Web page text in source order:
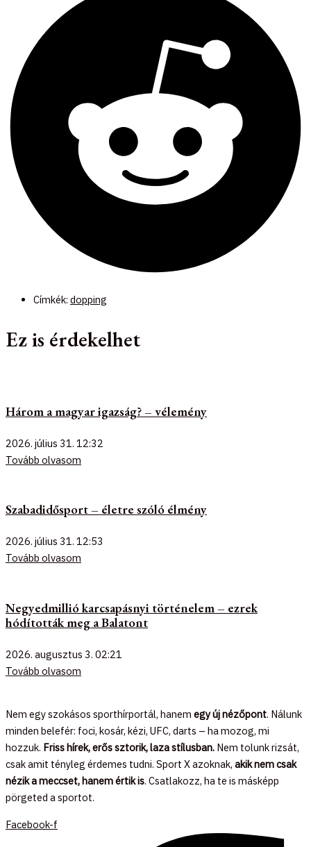
Címkék: dopping
Ez is érdekelhet
Három a magyar igazság? – vélemény
2026. július 31. 12:32
Tovább olvasom
Szabadidősport – életre szóló élmény
2026. július 31. 12:53
Tovább olvasom
Negyedmillió karcsapásnyi történelem – ezrek
hódították meg a Balatont
2026. augusztus 3. 02:21
Tovább olvasom
Nem egy szokásos sporthírportál, hanem egy új nézőpont. Nálunk
minden belefér: foci, kosár, kézi, UFC, darts – ha mozog, mi
hozzuk. Friss hírek, erős sztorik, laza stílusban. Nem tolunk rizsát,
csak amit tényleg érdemes tudni. Sport X azoknak, akik nem csak
nézik a meccset, hanem értik is. Csatlakozz, ha te is másképp
pörgeted a sportot.
Facebook-f